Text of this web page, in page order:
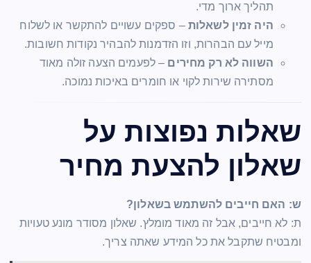
תהליך ארוך מדי.
היה זמין לשאלות – ספקים עשויים להתקשר או לשלוח
מייל עם הבהרות, וזו הזדמנות להבהיר נקודות חשובות.
השווה לא רק מחירים – לפעמים הצעה זולה מאוד
מסתירה שירות לקוי או חומרים באיכות נמוכה.
שאלות נפוצות על
שאלון להצעת מחיר
ש: האם חייבים להשתמש בשאלון?
ת: לא חייבים, אבל זה מאוד מומלץ. שאלון מסודר מונע טעויות
ומבטיח שתקבל את כל המידע שאתה צריך.